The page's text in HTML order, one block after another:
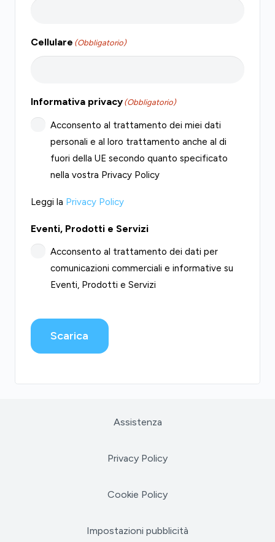
Cellulare (Obbligatorio)
Informativa privacy (Obbligatorio)
Acconsento al trattamento dei miei dati
personali e al loro trattamento anche al di
fuori della UE secondo quanto specificato
nella vostra Privacy Policy
Leggi la Privacy Policy
Eventi, Prodotti e Servizi
Acconsento al trattamento dei dati per
comunicazioni commerciali e informative su
Eventi, Prodotti e Servizi
Scarica
Assistenza
Privacy Policy
Cookie Policy
Impostazioni pubblicità